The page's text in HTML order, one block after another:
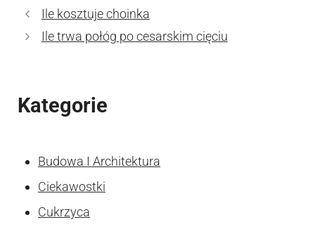
Ile kosztuje choinka
Ile trwa połóg po cesarskim cięciu
Kategorie
Budowa I Architektura
Ciekawostki
Cukrzyca